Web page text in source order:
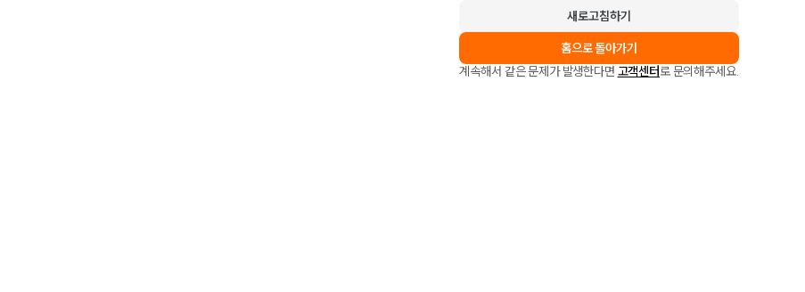
새로고침하기
홈으로 돌아가기
계속해서 같은 문제가 발생한다면 고객센터로 문의해주세요.